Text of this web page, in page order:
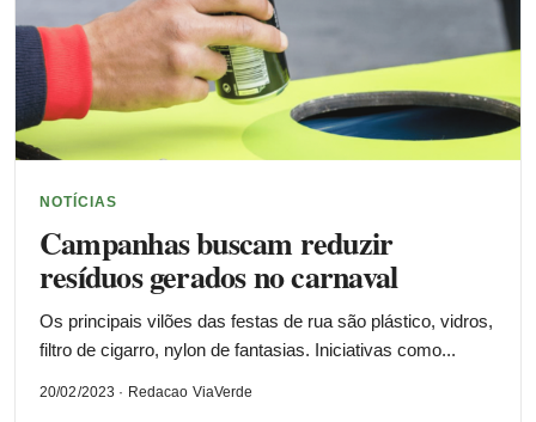
NOTÍCIAS
Campanhas buscam reduzir
resíduos gerados no carnaval
Os principais vilões das festas de rua são plástico, vidros,
filtro de cigarro, nylon de fantasias. Iniciativas como...
20/02/2023 · Redacao ViaVerde